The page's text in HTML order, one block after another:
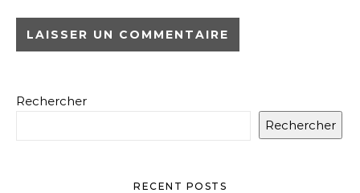
Rechercher
Rechercher
RECENT POSTS